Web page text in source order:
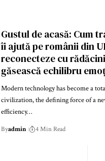
Gustul de acasă: Cum
îi ajută pe românii din
reconecteze cu
găsească echilibru
Modern technology has become a
civilization, the defining force of a
efficiency…
Byadmin 4 Min Read